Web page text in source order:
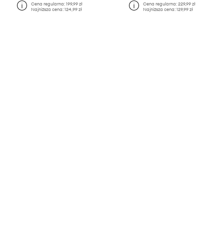
Cena regularna:199,99 zł
Najniższa cena:124,99 zł
Cena regularna: 229,99 zł
Najniższa cena: 129,99 zł